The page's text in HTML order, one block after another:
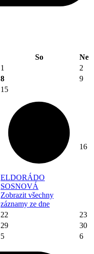
So
Ne
1
2
8 9
15
ELDORÁDO
SOSNOVÁ
Zobrazit všechny
záznamy ze dne
16
22
23
29
30
5 6